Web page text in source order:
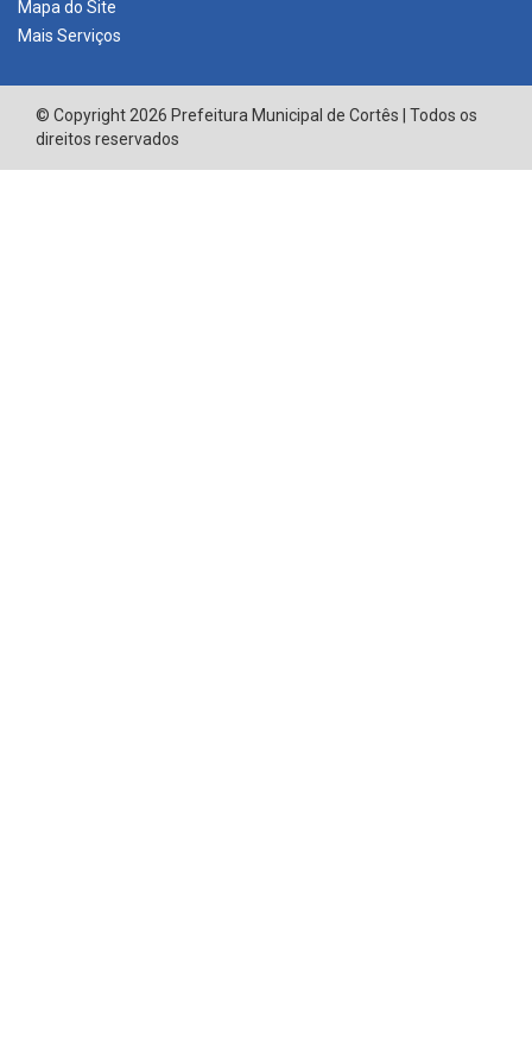
Mapa do Site
Mais Serviços
© Copyright 2026 Prefeitura Municipal de Cortês | Todos os
direitos reservados